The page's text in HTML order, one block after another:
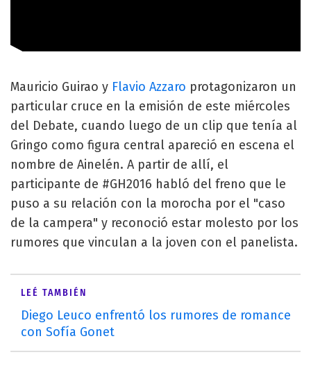
Mauricio Guirao y Flavio Azzaro protagonizaron un
particular cruce en la emisión de este miércoles
del Debate, cuando luego de un clip que tenía al
Gringo como figura central apareció en escena el
nombre de Ainelén. A partir de allí, el
participante de #GH2016 habló del freno que le
puso a su relación con la morocha por el "caso
de la campera" y reconoció estar molesto por los
rumores que vinculan a la joven con el panelista.
LEÉ TAMBIÉN
Diego Leuco enfrentó los rumores de romance
con Sofía Gonet